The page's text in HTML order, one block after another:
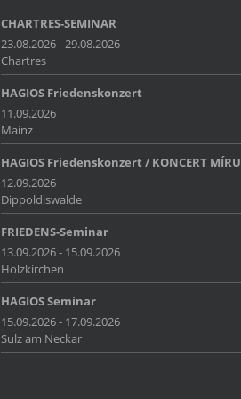
CHARTRES-SEMINAR
23.08.2026 - 29.08.2026
Chartres
HAGIOS Friedenskonzert
11.09.2026
Mainz
HAGIOS Friedenskonzert / KONCERT MÍRU
12.09.2026
Dippoldiswalde
FRIEDENS-Seminar
13.09.2026 - 15.09.2026
Holzkirchen
HAGIOS Seminar
15.09.2026 - 17.09.2026
Sulz am Neckar